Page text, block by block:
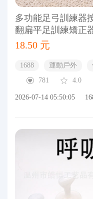
多功能足弓訓練器
翻扁平足訓練矯正
18.50 元
1688 運動戶外
781
4.0
2026-07-14 05:50:05